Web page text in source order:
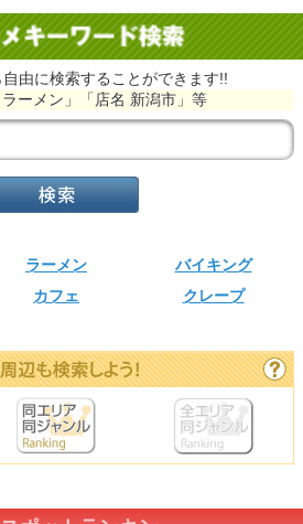
由に検索することができます!!
ーメン」「店名 新潟市」等
ラーメン
バイキング
カフェ クレープ